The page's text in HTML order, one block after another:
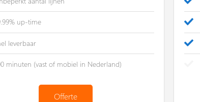
up-time
leverbaar
minuten (vast of mobiel in Nederland)
Offerte